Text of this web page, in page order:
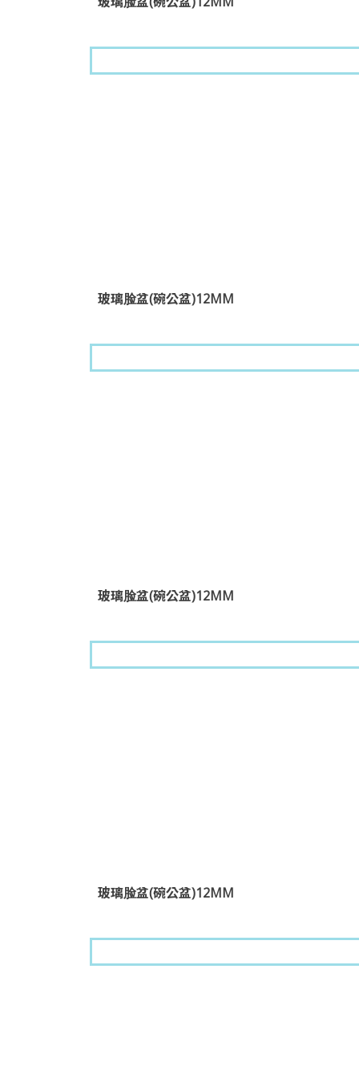
玻璃脸盆(碗公盆)12MM
玻璃脸盆(碗公盆)12MM
玻璃脸盆(碗公盆)12MM